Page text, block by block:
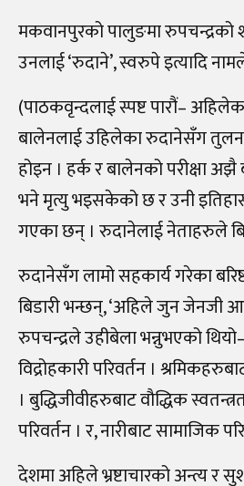
मकवानपुरको पालुङमा
उनलाई ‘रुदाने’, स्वरुपे इत्यादि
(पाठकवृन्दलाई स्पष्ट पारौं–
बालेनलाई उहिलेका रुदानेसँग
होइन । हर्क र बालेनको परीक्षा
भने मृत्यु भइसकेको छ र उनी
गएका छन् । रुदानेलाई नेताहरुले
रुदानेसँग लामो सहकार्य गरेका
बिडारी भन्छन्, ‘अहिले जुन जेनजी
रुपचन्द्रले उहीबेला भन्नुभएको
विद्रोहकारी परिवर्तन ।
। बुद्धिजीवीहरुबाट वौद्धिक
परिवर्तन । र, नारीबाट सामाजिक
देशमा अहिले भ्रष्टाचारको अन्त्य र